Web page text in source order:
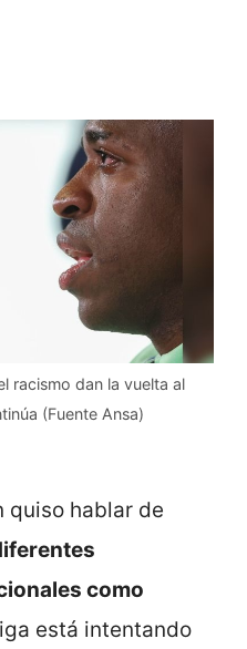
racismo dan la vuelta al
(Fuente Ansa)
quiso hablar de
como
está intentando